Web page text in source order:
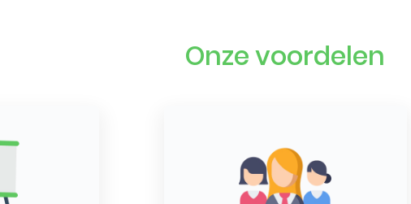
Onze voordelen